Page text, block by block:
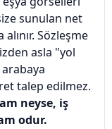
sunulan net
Sözleşme
asla "yol
talep edilmez.
neyse, iş
odur.